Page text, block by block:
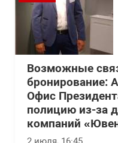
Возможные
бронирование:
Офис
полицию из-за
компаний